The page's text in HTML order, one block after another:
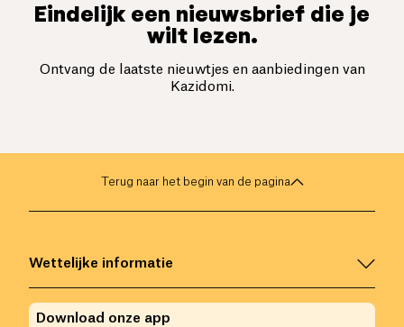
Eindelijk een nieuwsbrief die je
wilt lezen.
Ontvang de laatste nieuwtjes en aanbiedingen van
Kazidomi.
Terug naar het begin van de pagina
Wettelijke informatie
Download onze app